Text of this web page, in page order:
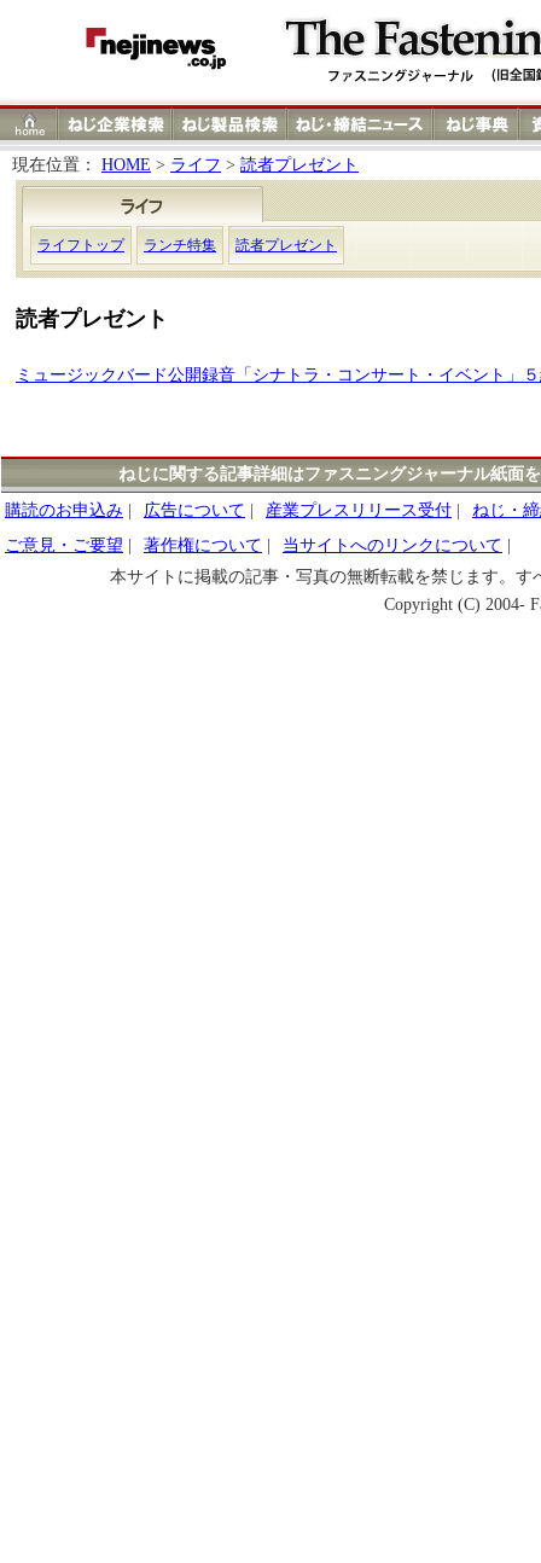
現在位置： HOME > ライフ > 読者プレゼント
ライフトップ ランチ特集 読者プレゼント
読者プレゼント
ミュージックバード公開録音「シナトラ・コンサート・イベント」
ねじに関する記事詳細はファスニングジャーナル紙面
購読のお申込み | 広告について | 産業プレスリリース受付 |
ねじ・
ご意見・ご要望 | 著作権について | 当サイトへのリンクについて |
本サイトに掲載の記事・写真の無断転載を禁じます。
Copyright (C) 2004-